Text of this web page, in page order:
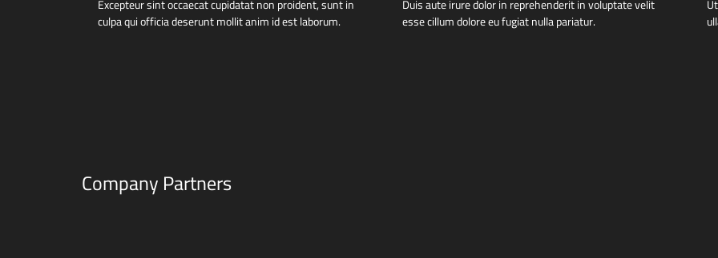
Excepteur sint occaecat cupidatat non proident, sunt in
culpa qui officia deserunt mollit anim id est laborum.
Duis aute irure dolor in reprehenderit in voluptate velit
esse cillum dolore eu fugiat nulla pariatur.
Company Partners